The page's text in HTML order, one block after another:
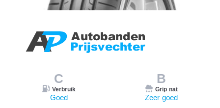
C
Verbruik
Goed
B
Grip nat
Zeer goed